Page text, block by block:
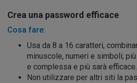
Crea una password efficace
Cosa fare:
Usa da 8 a 16 caratteri,
minuscole, numeri e simboli;
e complessa e più sarà efficace.
Non utilizzare per altri siti la